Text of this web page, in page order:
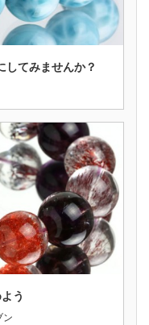
してみませんか？
う
ン